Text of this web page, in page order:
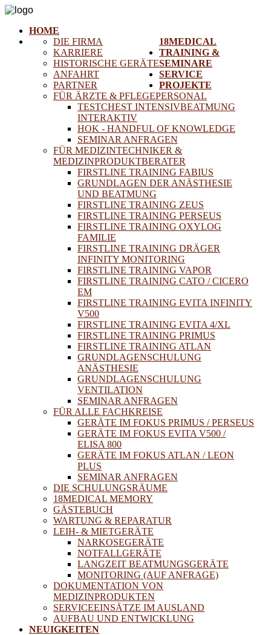
HOME
18MEDICAL
DIE FIRMA
KARRIERE
HISTORISCHE GERÄTE
ANFAHRT
PARTNER
TRAINING &
SEMINARE
FÜR ÄRZTE & PFLEGEPERSONAL
TESTCHEST INTENSIVBEATMUNG
INTERAKTIV
HOK - HANDFUL OF KNOWLEDGE
SEMINAR ANFRAGEN
FÜR MEDIZINTECHNIKER &
MEDIZINPRODUKTBERATER
FIRSTLINE TRAINING FABIUS
GRUNDLAGEN DER ANÄSTHESIE
UND BEATMUNG
FIRSTLINE TRAINING ZEUS
FIRSTLINE TRAINING PERSEUS
FIRSTLINE TRAINING OXYLOG
FAMILIE
FIRSTLINE TRAINING DRÄGER
INFINITY MONITORING
FIRSTLINE TRAINING VAPOR
FIRSTLINE TRAINING CATO / CICERO
EM
FIRSTLINE TRAINING EVITA INFINITY
V500
FIRSTLINE TRAINING EVITA 4/XL
FIRSTLINE TRAINING PRIMUS
FIRSTLINE TRAINING ATLAN
GRUNDLAGENSCHULUNG
ANÄSTHESIE
GRUNDLAGENSCHULUNG
VENTILATION
SEMINAR ANFRAGEN
FÜR ALLE FACHKREISE
GERÄTE IM FOKUS PRIMUS / PERSEUS
GERÄTE IM FOKUS EVITA V500 /
ELISA 800
GERÄTE IM FOKUS ATLAN / LEON
PLUS
SEMINAR ANFRAGEN
DIE SCHULUNGSRÄUME
18MEDICAL MEMORY
GÄSTEBUCH
SERVICE
WARTUNG & REPARATUR
LEIH- & MIETGERÄTE
NARKOSEGERÄTE
NOTFALLGERÄTE
LANGZEIT BEATMUNGSGERÄTE
MONITORING (AUF ANFRAGE)
DOKUMENTATION VON
MEDIZINPRODUKTEN
PROJEKTE
SERVICEEINSÄTZE IM AUSLAND
AUFBAU UND ENTWICKLUNG
NEUIGKEITEN